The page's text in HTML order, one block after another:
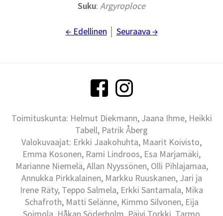
Suku: Argyroploce
← Edellinen Seuraava →
Toimituskunta: Helmut Diekmann, Jaana Ihme, Heikki
Tabell, Patrik Åberg
Valokuvaajat: Erkki Jaakohuhta, Maarit Koivisto,
Emma Kosonen, Rami Lindroos, Esa Marjamäki,
Marianne Niemelä, Allan Nyyssönen, Olli Pihlajamaa,
Annukka Pirkkalainen, Markku Ruuskanen, Jari ja
Irene Räty, Teppo Salmela, Erkki Santamala, Mika
Schafroth, Matti Selänne, Kimmo Silvonen, Eija